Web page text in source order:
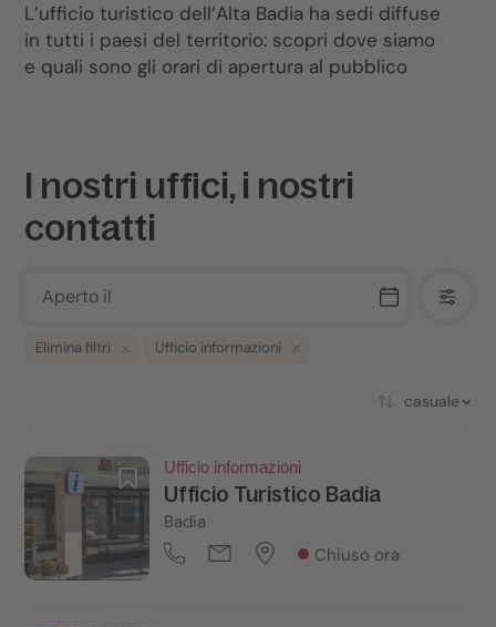
L’ufficio turistico dell’Alta Badia ha sedi diffuse
in tutti i paesi del territorio: scopri dove siamo
e quali sono gli orari di apertura al pubblico
I nostri uffici, i nostri
contatti
Aperto il
Elimina filtri Ufficio informazioni
casuale
Ufficio informazioni
Ufficio Turistico Badia
Badia
Chiuso ora